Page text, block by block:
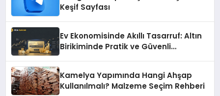
Keşif Sayfası
Ev Ekonomisinde Akıllı Tasarruf: Altın
Birikiminde Pratik ve Güvenli
Kamelya Yapımında Hangi Ahşap
Kullanılmalı? Malzeme Seçim Rehberi